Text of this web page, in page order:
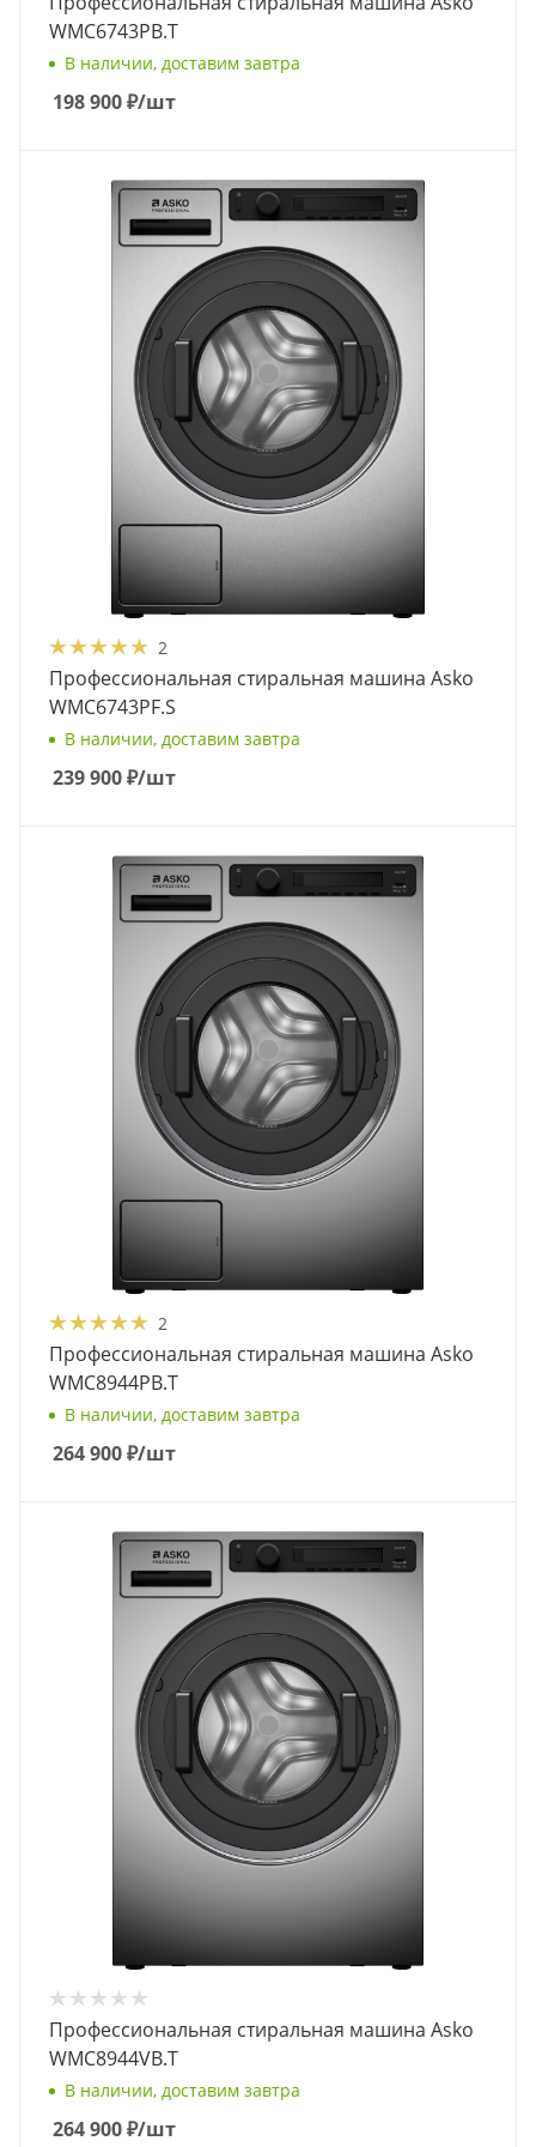
WMC6743PB.T
В наличии, доставим завтра
198 900₽/шт
2
Профессиональная стиральная машина Asko
WMC6743PF.S
В наличии, доставим завтра
239 900₽/шт
2
Профессиональная стиральная машина Asko
WMC8944PB.T
В наличии, доставим завтра
264 900₽/шт
Профессиональная стиральная машина Asko
WMC8944VB.T
В наличии, доставим завтра
264 900₽/шт